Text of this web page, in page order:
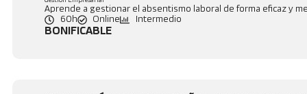
Aprende a gestionar el absentismo laboral de forma eficaz y
60h
Online Intermedio
BONIFICABLE